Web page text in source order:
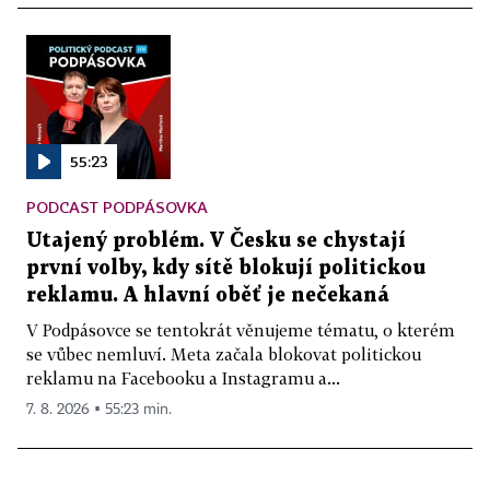
55:23
PODCAST PODPÁSOVKA
Utajený problém. V Česku se chystají
první volby, kdy sítě blokují politickou
reklamu. A hlavní oběť je nečekaná
V Podpásovce se tentokrát věnujeme tématu, o kterém
se vůbec nemluví. Meta začala blokovat politickou
reklamu na Facebooku a Instagramu a...
7. 8. 2026 ▪ 55:23 min.